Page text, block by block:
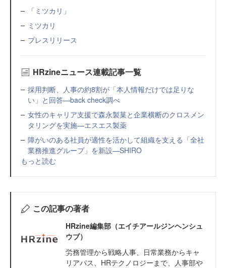
「ミツカリ」
ミツカリ
プレスリリース
HRzineニュース連載記事一覧
採用判断、人事の約8割が「本人情報だけでは足りな
い」と回答—back check調べ
女性のキャリア支援で森永製菓と企業横断のクロスメン
タリングを実施—エスエス製薬
障がいのある社員が適性を活かして組織を支える「全社
業務推進グループ」を新設—SHIRO
もっと読む
この記事の著者
HRzine編集部（エイチアールジンヘンシュ
ウブ）
労務管理から戦略人事、日常業務からキャ
リアパス、HRテクノロジーまで、人事部や